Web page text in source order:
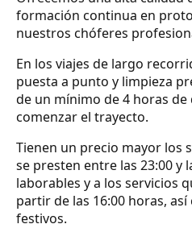
formación continua en
nuestros chóferes
En los viajes de largo
puesta a punto y limpieza
de un mínimo de 4 horas de
comenzar el trayecto.
Tienen un precio mayor los
se presten entre las 23:00 y
laborables y a los servicios
partir de las 16:00 horas,
festivos.